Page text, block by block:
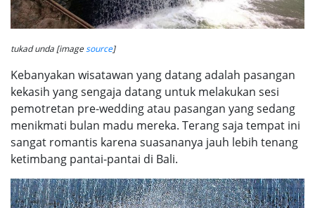
tukad unda [imagesource]
Kebanyakan wisatawan yang datang adalah pasangan
kekasih yang sengaja datang untuk melakukan sesi
pemotretan pre-wedding atau pasangan yang sedang
menikmati bulan madu mereka. Terang saja tempat ini
sangat romantis karena suasananya jauh lebih tenang
ketimbang pantai-pantai di Bali.